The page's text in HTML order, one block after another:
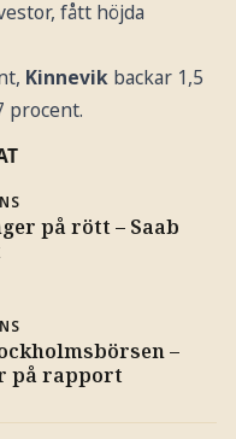
fått höjda
Kinnevikbackar 1,5
procent.
på rött – Saab
–
på rapport